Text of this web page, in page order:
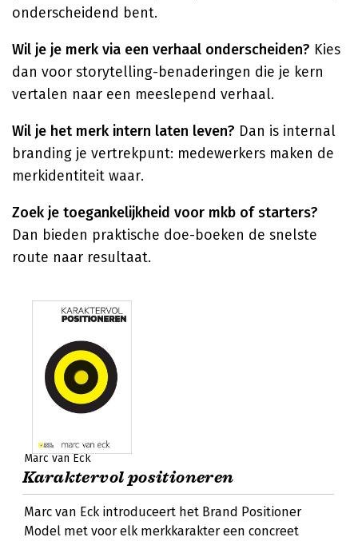
onderscheidend bent.
Wil je je merk via een verhaal onderscheiden? Kies
dan voor storytelling-benaderingen die je kern
vertalen naar een meeslepend verhaal.
Wil je het merk intern laten leven? Dan is internal
branding je vertrekpunt: medewerkers maken de
merkidentiteit waar.
Zoek je toegankelijkheid voor mkb of starters?
Dan bieden praktische doe-boeken de snelste
route naar resultaat.
Marc van Eck
Karaktervol positioneren
Marc van Eck introduceert het Brand Positioner
Model met voor elk merkkarakter een concreet